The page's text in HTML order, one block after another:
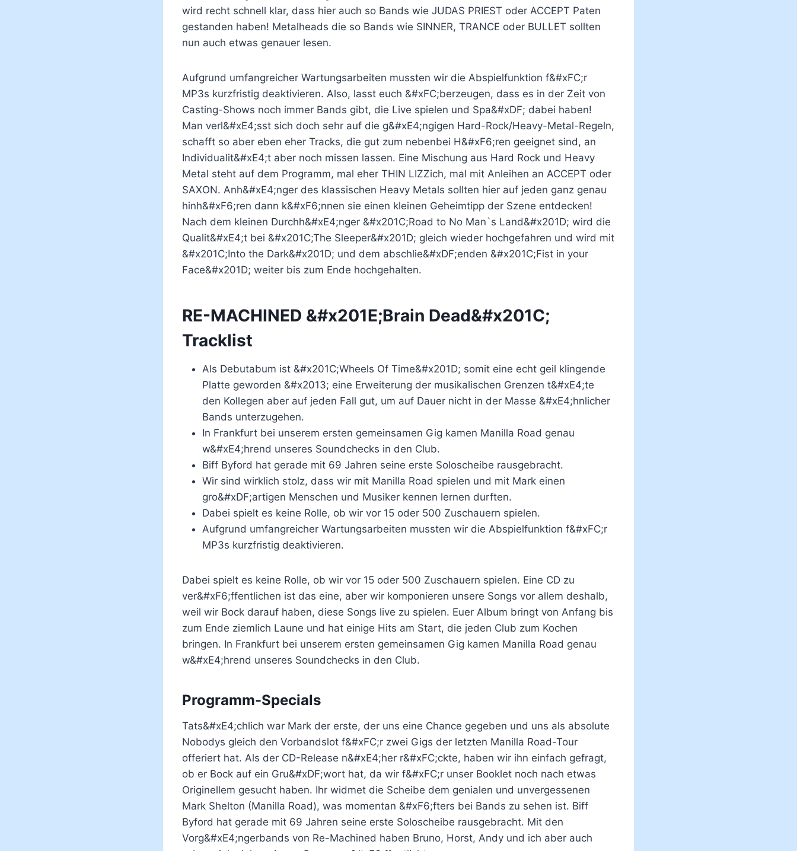
wird recht schnell klar, dass hier auch so Bands wie JUDAS PRIEST oder ACCEPT Paten
gestanden haben! Metalheads die so Bands wie SINNER, TRANCE oder BULLET sollten
nun auch etwas genauer lesen.
Aufgrund umfangreicher Wartungsarbeiten mussten wir die Abspielfunktion f&#xFC;r
MP3s kurzfristig deaktivieren. Also, lasst euch &#xFC;berzeugen, dass es in der Zeit von
Casting-Shows noch immer Bands gibt, die Live spielen und Spa&#xDF; dabei haben!
Man verl&#xE4;sst sich doch sehr auf die g&#xE4;ngigen Hard-Rock/Heavy-Metal-Regeln,
schafft so aber eben eher Tracks, die gut zum nebenbei H&#xF6;ren geeignet sind, an
Individualit&#xE4;t aber noch missen lassen. Eine Mischung aus Hard Rock und Heavy
Metal steht auf dem Programm, mal eher THIN LIZZich, mal mit Anleihen an ACCEPT oder
SAXON. Anh&#xE4;nger des klassischen Heavy Metals sollten hier auf jeden ganz genau
hinh&#xF6;ren dann k&#xF6;nnen sie einen kleinen Geheimtipp der Szene entdecken!
Nach dem kleinen Durchh&#xE4;nger &#x201C;Road to No Man`s Land&#x201D; wird die
Qualit&#xE4;t bei &#x201C;The Sleeper&#x201D; gleich wieder hochgefahren und wird mit
&#x201C;Into the Dark&#x201D; und dem abschlie&#xDF;enden &#x201C;Fist in your
Face&#x201D; weiter bis zum Ende hochgehalten.
RE-MACHINED &#x201E;Brain Dead&#x201C;
Tracklist
Als Debutabum ist &#x201C;Wheels Of Time&#x201D; somit eine echt geil klingende
Platte geworden &#x2013; eine Erweiterung der musikalischen Grenzen t&#xE4;te
den Kollegen aber auf jeden Fall gut, um auf Dauer nicht in der Masse &#xE4;hnlicher
Bands unterzugehen.
In Frankfurt bei unserem ersten gemeinsamen Gig kamen Manilla Road genau
w&#xE4;hrend unseres Soundchecks in den Club.
Biff Byford hat gerade mit 69 Jahren seine erste Soloscheibe rausgebracht.
Wir sind wirklich stolz, dass wir mit Manilla Road spielen und mit Mark einen
gro&#xDF;artigen Menschen und Musiker kennen lernen durften.
Dabei spielt es keine Rolle, ob wir vor 15 oder 500 Zuschauern spielen.
Aufgrund umfangreicher Wartungsarbeiten mussten wir die Abspielfunktion f&#xFC;r
MP3s kurzfristig deaktivieren.
Dabei spielt es keine Rolle, ob wir vor 15 oder 500 Zuschauern spielen. Eine CD zu
ver&#xF6;ffentlichen ist das eine, aber wir komponieren unsere Songs vor allem deshalb,
weil wir Bock darauf haben, diese Songs live zu spielen. Euer Album bringt von Anfang bis
zum Ende ziemlich Laune und hat einige Hits am Start, die jeden Club zum Kochen
bringen. In Frankfurt bei unserem ersten gemeinsamen Gig kamen Manilla Road genau
w&#xE4;hrend unseres Soundchecks in den Club.
Programm-Specials
Tats&#xE4;chlich war Mark der erste, der uns eine Chance gegeben und uns als absolute
Nobodys gleich den Vorbandslot f&#xFC;r zwei Gigs der letzten Manilla Road-Tour
offeriert hat. Als der CD-Release n&#xE4;her r&#xFC;ckte, haben wir ihn einfach gefragt,
ob er Bock auf ein Gru&#xDF;wort hat, da wir f&#xFC;r unser Booklet noch nach etwas
Originellem gesucht haben. Ihr widmet die Scheibe dem genialen und unvergessenen
Mark Shelton (Manilla Road), was momentan &#xF6;fters bei Bands zu sehen ist. Biff
Byford hat gerade mit 69 Jahren seine erste Soloscheibe rausgebracht. Mit den
Vorg&#xE4;ngerbands von Re-Machined haben Bruno, Horst, Andy und ich aber auch